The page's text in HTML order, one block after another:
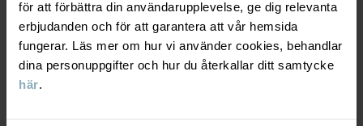
för att förbättra din användarupplevelse, ge dig relevanta
erbjudanden och för att garantera att vår hemsida
fungerar. Läs mer om hur vi använder cookies, behandlar
dina personuppgifter och hur du återkallar ditt samtycke
här.
82% Cotton Organic
16% Polyamide
2% Elastane
LEVERANS & RETUR
Leverans & retur
Leverans
DU KANSKE OCKSÅ GILLAR